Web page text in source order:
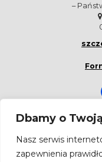
Dbamy o
Nasz serwis
zapewnienia
–
Bądź na